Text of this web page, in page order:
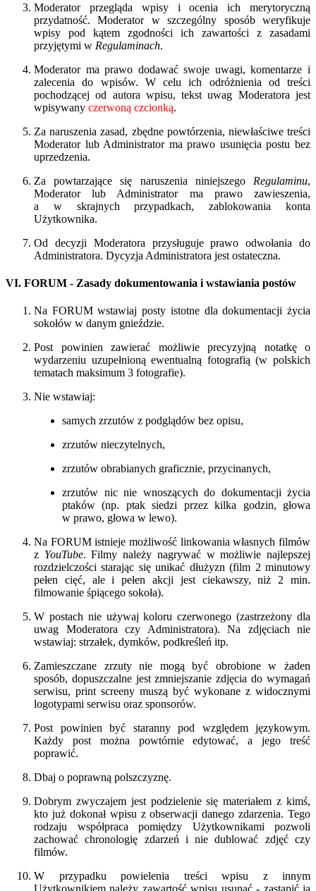
Moderator przegląda wpisy i ocenia ich merytoryczną
przydatność. Moderator w szczególny sposób weryfikuje
wpisy pod kątem zgodności ich zawartości z zasadami
przyjętymi w Regulaminach.
Moderator ma prawo dodawać swoje uwagi, komentarze i
zalecenia do wpisów. W celu ich odróżnienia od treści
pochodzącej od autora wpisu, tekst uwag Moderatora jest
wpisywany czerwoną czcionką.
Za naruszenia zasad, zbędne powtórzenia, niewłaściwe treści
Moderator lub Administrator ma prawo usunięcia postu bez
uprzedzenia.
Za powtarzające się naruszenia niniejszego Regulaminu,
Moderator lub Administrator ma prawo zawieszenia,
a w skrajnych przypadkach, zablokowania konta
Użytkownika.
Od decyzji Moderatora przysługuje prawo odwołania do
Administratora. Dycyzja Administratora jest ostateczna.
VI. FORUM - Zasady dokumentowania i wstawiania postów
Na FORUM wstawiaj posty istotne dla dokumentacji życia
sokołów w danym gnieździe.
Post powinien zawierać możliwie precyzyjną notatkę o
wydarzeniu uzupełnioną ewentualną fotografią (w polskich
tematach maksimum 3 fotografie).
Nie wstawiaj:
samych zrzutów z podglądów bez opisu,
zrzutów nieczytelnych,
zrzutów obrabianych graficznie, przycinanych,
zrzutów nic nie wnoszących do dokumentacji życia
ptaków (np. ptak siedzi przez kilka godzin, głowa
w prawo, głowa w lewo).
Na FORUM istnieje możliwość linkowania własnych filmów
z YouTube. Filmy należy nagrywać w możliwie najlepszej
rozdzielczości starając się unikać dłużyzn (film 2 minutowy
pełen cięć, ale i pełen akcji jest ciekawszy, niż 2 min.
filmowanie śpiącego sokoła).
W postach nie używaj koloru czerwonego (zastrzeżony dla
uwag Moderatora czy Administratora). Na zdjęciach nie
wstawiaj: strzałek, dymków, podkreśleń itp.
Zamieszczane zrzuty nie mogą być obrobione w żaden
sposób, dopuszczalne jest zmniejszanie zdjęcia do wymagań
serwisu, print screeny muszą być wykonane z widocznymi
logotypami serwisu oraz sponsorów.
Post powinien być staranny pod względem językowym.
Każdy post można powtórnie edytować, a jego treść
poprawić.
Dbaj o poprawną polszczyznę.
Dobrym zwyczajem jest podzielenie się materiałem z kimś,
kto już dokonał wpisu z obserwacji danego zdarzenia. Tego
rodzaju współpraca pomiędzy Użytkownikami pozwoli
zachować chronologię zdarzeń i nie dublować zdjęć czy
filmów.
W przypadku powielenia treści wpisu z innym